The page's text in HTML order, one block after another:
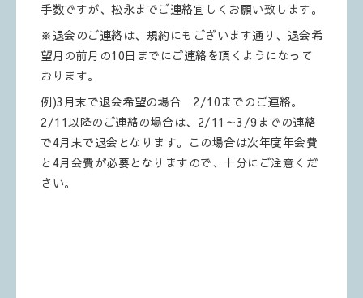
手数ですが、松永までご連絡宜しくお願い致します。
※退会のご連絡は、規約にもございます通り、退会希
望月の前月の10日までにご連絡を頂くようになって
おります。
例)3月末で退会希望の場合 2/10までのご連絡。
2/11以降のご連絡の場合は、2/11～3/9までの連絡
で4月末で退会となります。この場合は次年度年会費
と4月会費が必要となりますので、十分にご注意くだ
さい。